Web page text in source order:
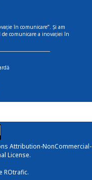
în comunicare”. Și am
comunicare a inovației în
Attribution-NonCommercial-
License.
ROtrafic.